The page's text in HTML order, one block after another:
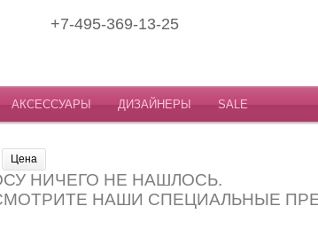
+7-495-369-13-25
АКСЕССУАРЫ ДИЗАЙНЕРЫ SALE
Цена
НИЧЕГО НЕ НАШЛОСЬ.
НАШИ СПЕЦИАЛЬНЫЕ